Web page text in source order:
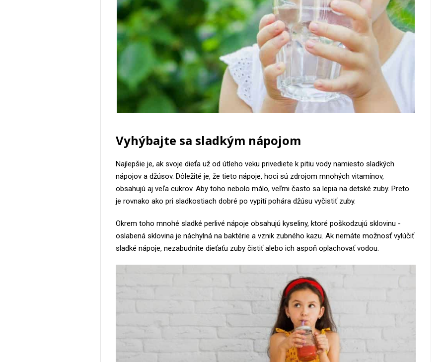
Vyhýbajte sa sladkým nápojom
Najlepšie je, ak svoje dieťa už od útleho veku privediete k pitiu vody namiesto sladkých
nápojov a džúsov. Dôležité je, že tieto nápoje, hoci sú zdrojom mnohých vitamínov,
obsahujú aj veľa cukrov. Aby toho nebolo málo, veľmi často sa lepia na detské zuby. Preto
je rovnako ako pri sladkostiach dobré po vypití pohára džúsu vyčistiť zuby.
Okrem toho mnohé sladké perlivé nápoje obsahujú kyseliny, ktoré poškodzujú sklovinu -
oslabená sklovina je náchylná na baktérie a vznik zubného kazu. Ak nemáte možnosť vylúčiť
sladké nápoje, nezabudnite dieťaťu zuby čistiť alebo ich aspoň oplachovať vodou.